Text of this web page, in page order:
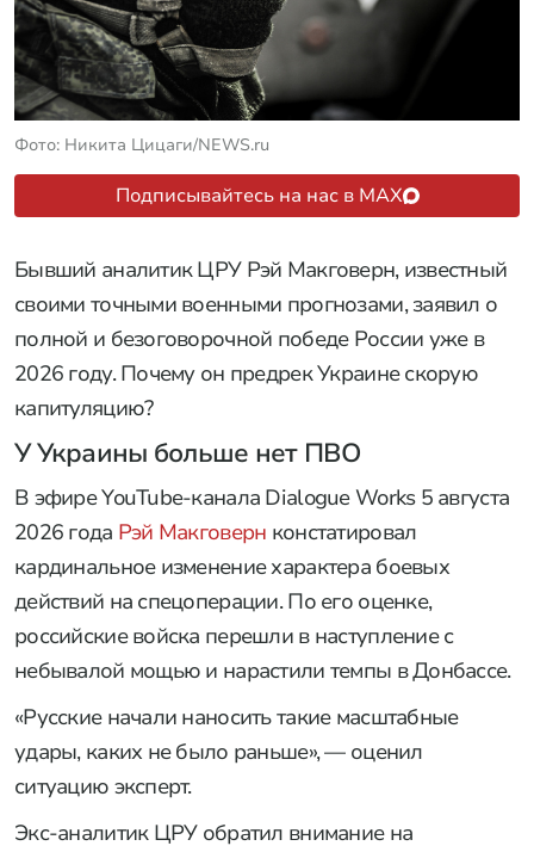
Фото: Никита Цицаги/NEWS.ru
Подписывайтесь на нас в MAX
Бывший аналитик ЦРУ Рэй Макговерн, известный
своими точными военными прогнозами, заявил о
полной и безоговорочной победе России уже в
2026 году. Почему он предрек Украине скорую
капитуляцию?
У Украины больше нет ПВО
В эфире YouTube-канала Dialogue Works 5 августа
2026 года Рэй Макговерн констатировал
кардинальное изменение характера боевых
действий на спецоперации. По его оценке,
российские войска перешли в наступление с
небывалой мощью и нарастили темпы в Донбассе.
«Русские начали наносить такие масштабные
удары, каких не было раньше», — оценил
ситуацию эксперт.
Экс-аналитик ЦРУ обратил внимание на